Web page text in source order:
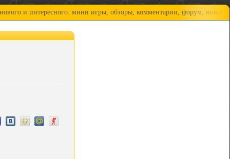
мини игры, обзоры, комментарии, форум, новости и,